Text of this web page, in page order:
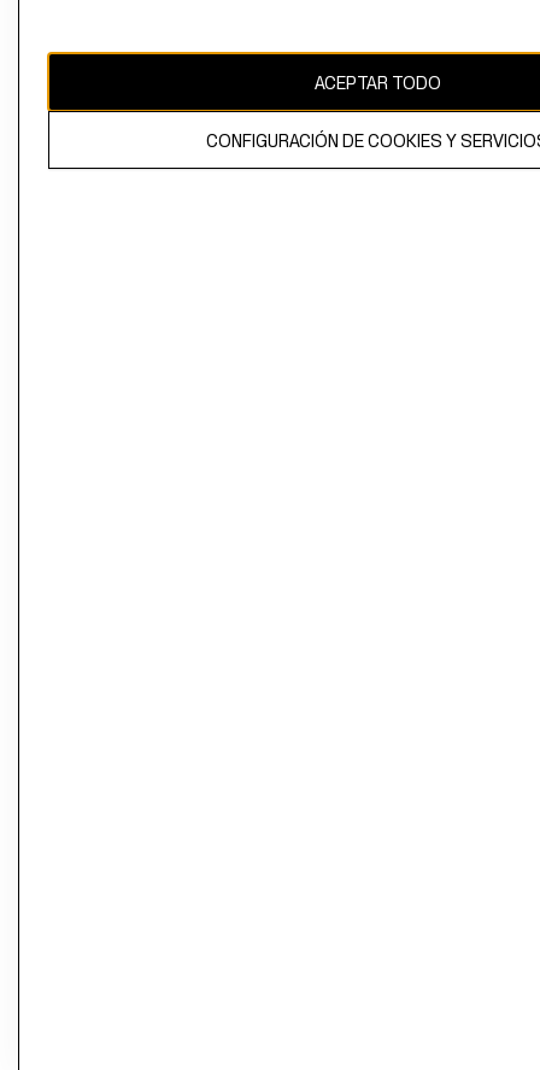
CAMBIAR REGIÓN
El contenido de esta página web está protegido por copyright y es
ACEPTAR TODO
CONFIGURACIÓN DE COOKIES Y